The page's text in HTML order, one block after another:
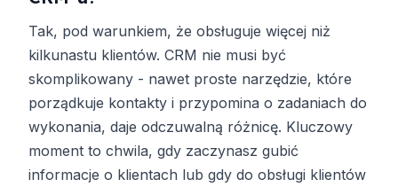
Tak, pod warunkiem, że obsługuje więcej niż
kilkunastu klientów. CRM nie musi być
skomplikowany - nawet proste narzędzie, które
porządkuje kontakty i przypomina o zadaniach do
wykonania, daje odczuwalną różnicę. Kluczowy
moment to chwila, gdy zaczynasz gubić
informacje o klientach lub gdy do obsługi klientów